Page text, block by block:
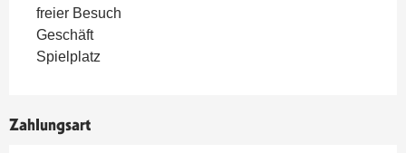
freier Besuch
Geschäft
Spielplatz
Zahlungsart